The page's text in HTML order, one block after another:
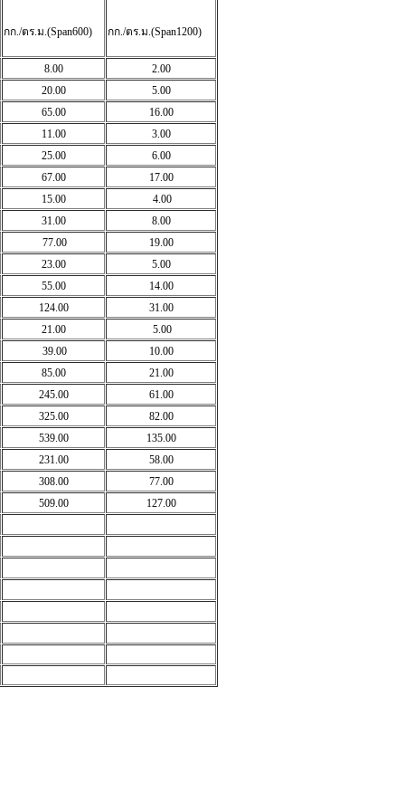
กก./ตร.ม.(Span600) กก./ตร.ม.(Span1200)
8.00
2.00
20.00
5.00
65.00
16.00
11.00
3.00
25.00
6.00
67.00
17.00
15.00
4.00
31.00
8.00
77.00
19.00
23.00
5.00
55.00
14.00
124.00
31.00
21.00
5.00
39.00
10.00
85.00
21.00
245.00
61.00
325.00
82.00
539.00
135.00
231.00
58.00
308.00
77.00
509.00
127.00